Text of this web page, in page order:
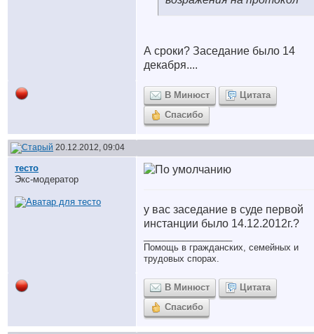
А сроки? Заседание было 14
декабря....
В Минюст
Цитата
Спасибо
20.12.2012, 09:04
тесто
Экс-модератор
у вас заседание в суде первой
инстанции было 14.12.2012г.?
Помощь в гражданских, семейных и
трудовых спорах.
В Минюст
Цитата
Спасибо